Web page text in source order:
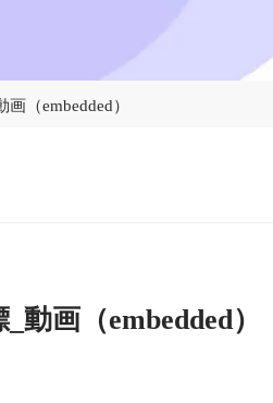
（embedded）
画（embedded）